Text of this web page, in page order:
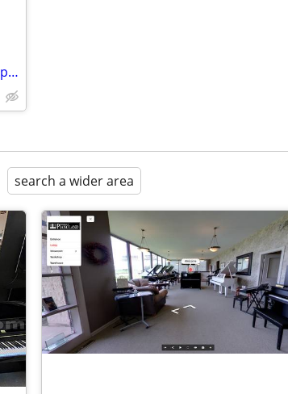
Take a virtual tour of the Midwest's largest piano store!
search a wider area